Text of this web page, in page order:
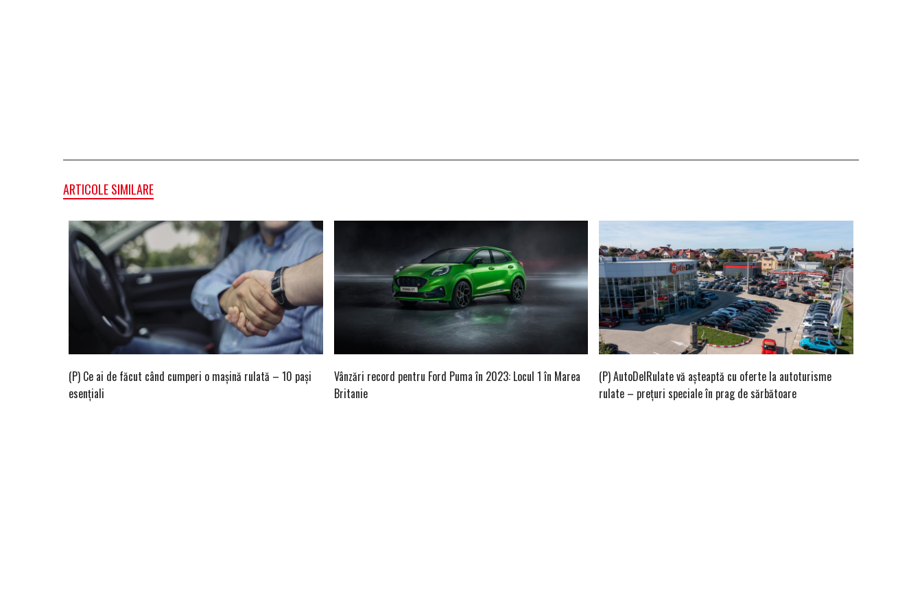
ARTICOLE SIMILARE
(P) Ce ai de făcut când cumperi o mașină rulată – 10 pași
esențiali
Vânzări record pentru Ford Puma în 2023: Locul 1 în Marea
Britanie
(P) AutoDelRulate vă așteaptă cu oferte la autoturisme
rulate – prețuri speciale în prag de sărbătoare